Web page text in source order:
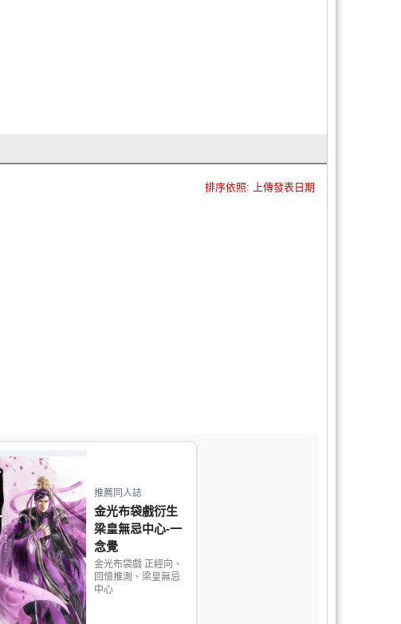
排序依照: 上傳發表日期
推薦同人誌
金光布袋戲衍生
梁皇無忌中心-一
念覺
金光布袋戲 正經向、
回憶推測、梁皇無忌
中心